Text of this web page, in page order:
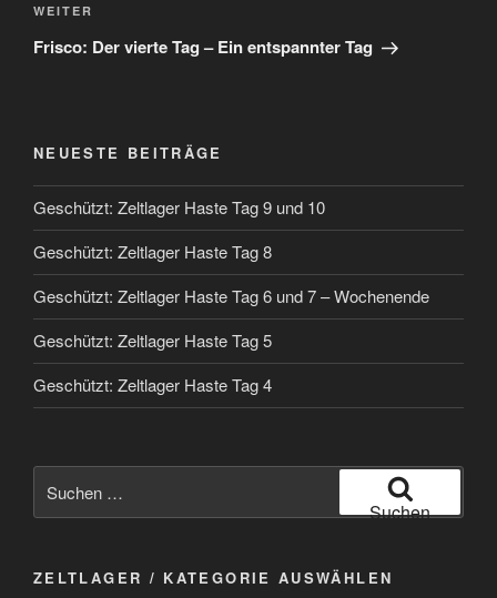
Nächster
Beitrag
WEITER
Frisco: Der vierte Tag – Ein entspannter Tag
NEUESTE BEITRÄGE
Geschützt: Zeltlager Haste Tag 9 und 10
Geschützt: Zeltlager Haste Tag 8
Geschützt: Zeltlager Haste Tag 6 und 7 – Wochenende
Geschützt: Zeltlager Haste Tag 5
Geschützt: Zeltlager Haste Tag 4
nach:
Suchen
ZELTLAGER / KATEGORIE AUSWÄHLEN